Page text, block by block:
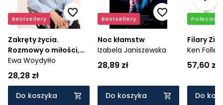
Bestsellery
Zakręty życia.
Rozmowy o miłości,
depresji, nałogach i
odnajdywaniu siebie
Ewa Woydyłło
28,28 zł
Do koszyka
Bestsellery
Noc kłamstw
Izabela Janiszewska
28,89 zł
Do koszyka
Polecamy
Filary
Ken Follett
57,60 zł
Do